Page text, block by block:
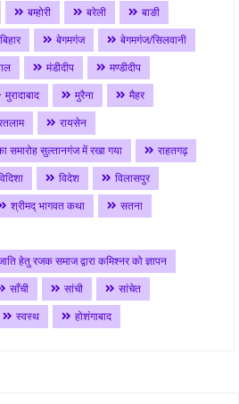
बम्होरी बरेली
बाङी
बिहार बेगमगंज
बेगमगंज/सिलवानी
मंडीदीप
मण्डीदीप
मुरादाबाद मुरैना
मैहर
रायसेन
समारोह सुल्तानगंज में रखा गया
राहतगढ़
विदेश
विलासपुर
श्रीमद् भागवत कथा
सतना
हेतु रजक समाज द्वारा कमिश्नर को ज्ञापन
साँची सांची
सांचेत
स्वस्थ होशंगाबाद